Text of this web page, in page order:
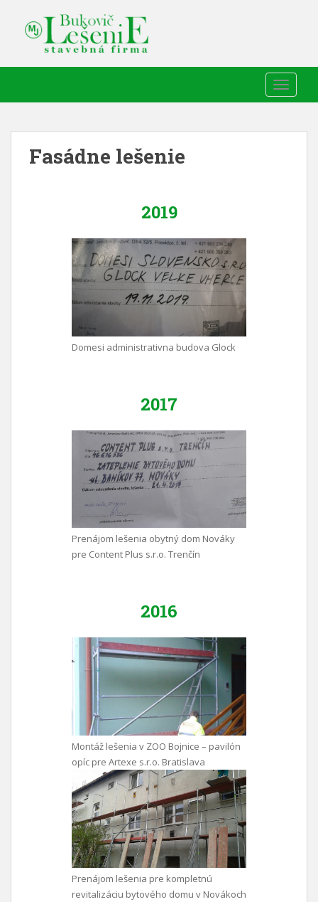
Fasádne lešenie
2019
Domesi administrativna budova Glock
2017
Prenájom lešenia obytný dom Nováky
pre Content Plus s.r.o. Trenčín
2016
Montáž lešenia v ZOO Bojnice – pavilón
opíc pre Artexe s.r.o. Bratislava
Prenájom lešenia pre kompletnú
revitalizáciu bytového domu v Novákoch